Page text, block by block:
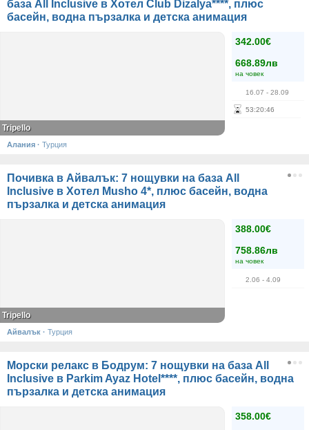
база All Inclusive в Хотел Club Dizalya****, плюс
басейн, водна пързалка и детска анимация
342.00€
668.89лв
на човек
16.07 - 28.09
53:20:45
Tripello
Алания · Турция
Почивка в Айвалък: 7 нощувки на база All
Inclusive в Хотел Musho 4*, плюс басейн, водна
пързалка и детска анимация
388.00€
758.86лв
на човек
2.06 - 4.09
Tripello
Айвалък · Турция
Морски релакс в Бодрум: 7 нощувки на база All
Inclusive в Parkim Ayaz Hotel****, плюс басейн, водна
пързалка и детска анимация
358.00€